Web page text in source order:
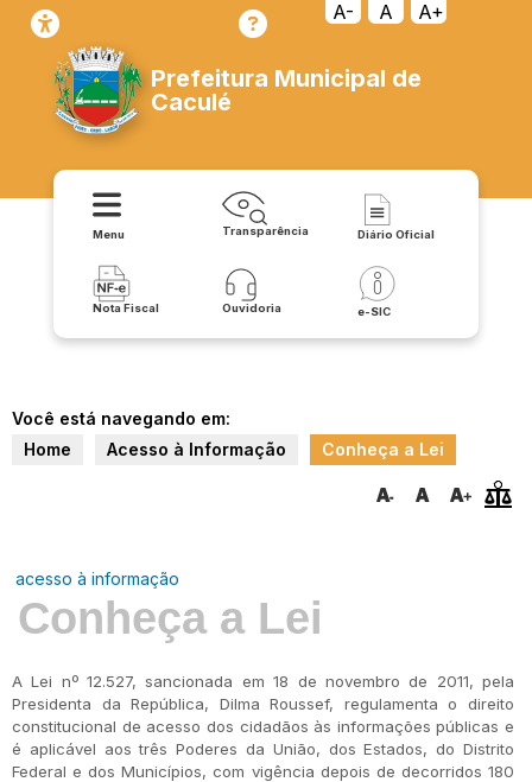
A- A A+
Prefeitura Municipal de
Caculé
Menu Transparência Diário Oficial
Nota Fiscal Ouvidoria e-SIC
Você está navegando em:
Home
Acesso à Informação Conheça a Lei
acesso à informação
Conheça a Lei
A Lei nº 12.527, sancionada em 18 de novembro de 2011, pela
Presidenta da República, Dilma Roussef, regulamenta o direito
constitucional de acesso dos cidadãos às informações públicas e
é aplicável aos três Poderes da União, dos Estados, do Distrito
Federal e dos Municípios, com vigência depois de decorridos 180